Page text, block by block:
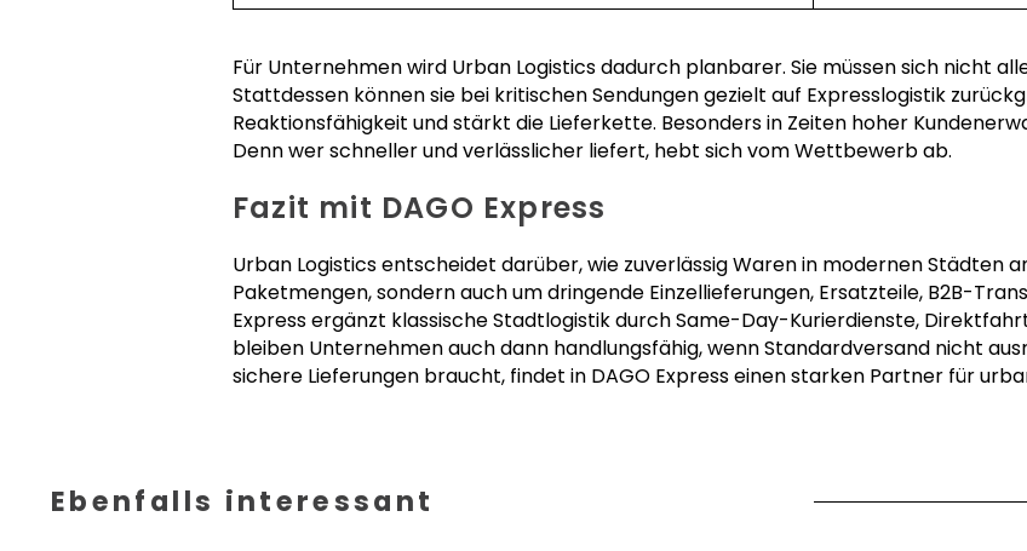
Für Unternehmen wird Urban Logistics dadurch planbarer. Sie müssen sich nicht
Stattdessen können sie bei kritischen Sendungen gezielt auf Expresslogistik
Reaktionsfähigkeit und stärkt die Lieferkette. Besonders in Zeiten hoher
Denn wer schneller und verlässlicher liefert, hebt sich vom Wettbewerb ab.
Fazit mit DAGO Express
Urban Logistics entscheidet darüber, wie zuverlässig Waren in modernen Städten
Paketmengen, sondern auch um dringende Einzellieferungen, Ersatzteile, B2B-
Express ergänzt klassische Stadtlogistik durch Same-Day-Kurierdienste,
bleiben Unternehmen auch dann handlungsfähig, wenn Standardversand nicht
sichere Lieferungen braucht, findet in DAGO Express einen starken Partner für
Ebenfalls interessant